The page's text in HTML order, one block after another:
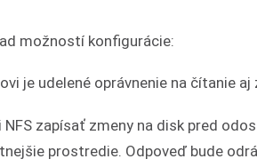
možností konfigurácie:
je udelené oprávnenie na čítanie aj
NFS zapísať zmeny na disk pred
prostredie. Odpoveď bude